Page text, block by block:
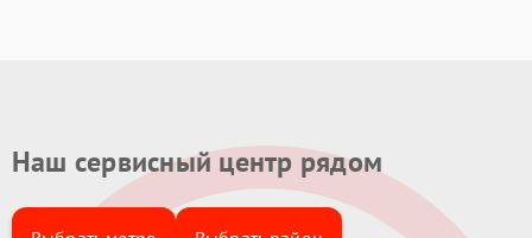
Наш сервисный центр рядом